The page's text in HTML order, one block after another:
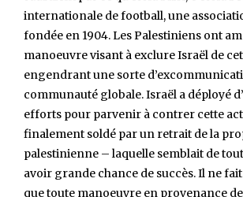
internationale de football, une
fondée en 1904. Les Palestiniens ont
manoeuvre visant à exclure Israël de
engendrant une sorte
communauté globale. Israël a déployé
efforts pour parvenir à contrer cette
finalement soldé par un retrait de la
palestinienne – laquelle semblait de
avoir grande chance de succès. Il ne
que toute manoeuvre en provenance